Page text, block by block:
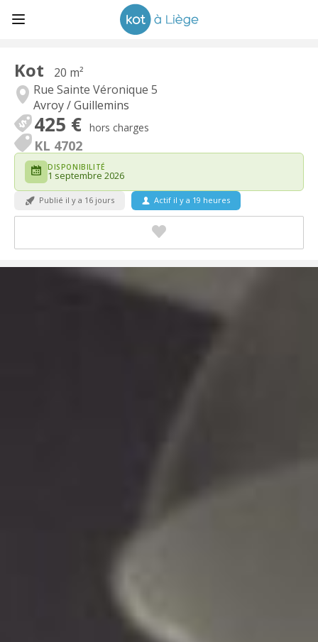
Kot
20 m²
Rue Sainte Véronique 5
Avroy / Guillemins
425 € hors charges
KL 4702
DISPONIBILITÉ
1 septembre 2026
Publié il y a 16 jours Actif il y a 19 heures